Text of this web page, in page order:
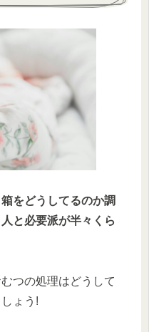
をどうしてるのか調
と必要派が半々くら
つの処理はどうして
ょう!